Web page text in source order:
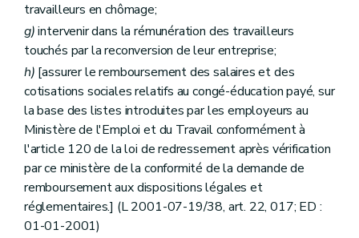
travailleurs en chômage;
g)intervenir dans la rémunération des travailleurs
touchés par la reconversion de leur entreprise;
h) [assurer le remboursement des salaires et des
cotisations sociales relatifs au congé-éducation payé, sur
la base des listes introduites par les employeurs au
Ministère de l'Emploi et du Travail conformément à
l'article 120 de la loi de redressement après vérification
par ce ministère de la conformité de la demande de
remboursement aux dispositions légales et
réglementaires.] (L 2001-07-19/38, art. 22, 017; ED :
01-01-2001)